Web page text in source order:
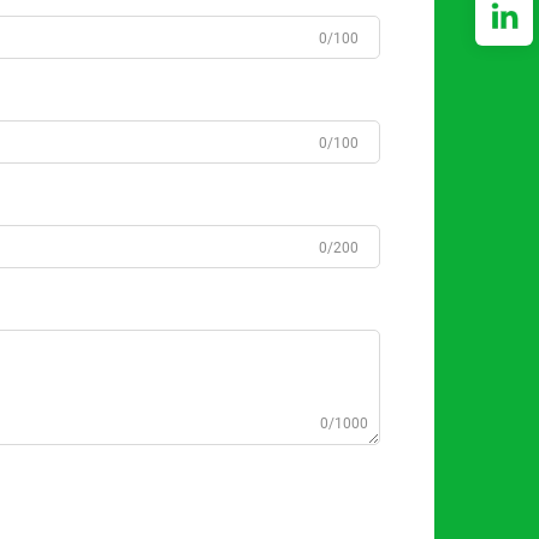
0/100
0/100
0/200
0/1000